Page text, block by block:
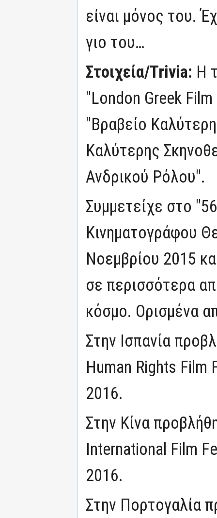
είναι μόνος του.
γιο του…
Στοιχεία/Trivia: Η
"London Greek
"Βραβείο
Καλύτερης
Ανδρικού Ρόλου".
Συμμετείχε στο
Κινηματογράφου
Νοεμβρίου 2015
σε περισσότερα
κόσμο. Ορισμένα
Στην Ισπανία
Human Rights Film
2016.
Στην Κίνα
International Film
2016.
Στην Πορτογαλία